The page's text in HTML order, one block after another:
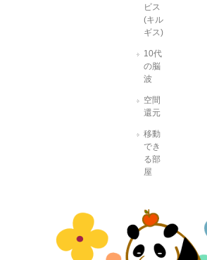
ビス
(キル
ギス)
10代
の脳
波
空間
還元
移動
でき
る部
屋